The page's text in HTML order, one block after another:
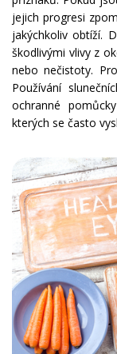
jejich progresi
jakýchkoliv obtíží.
škodlivými vlivy z
nebo nečistoty.
Používání
ochranné
kterých se často